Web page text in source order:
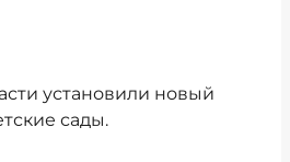
установили новый
сады.